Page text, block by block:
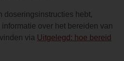
doseringsinstructies hebt,
over het bereiden van
via Uitgelegd: hoe bereid